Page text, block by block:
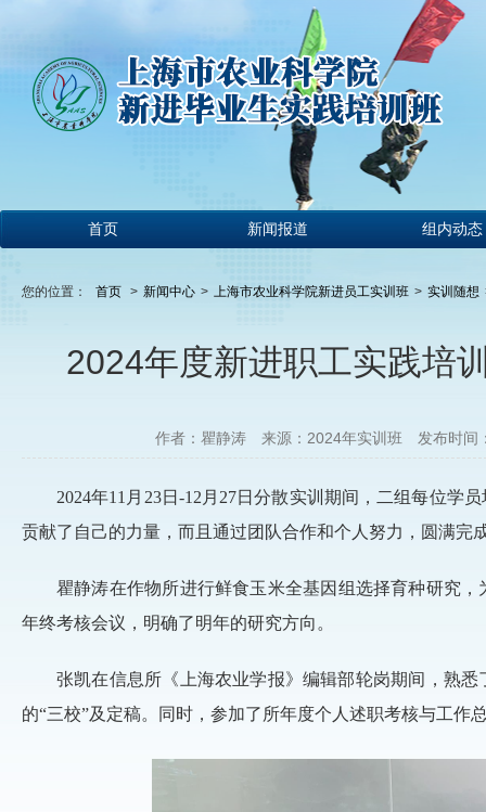
首页 新闻报道 组内动态
您的位置： 首页 > 新闻中心 > 上海市农业科学院新进员工实训班 > 实训随想
2024年度新进职工实践培
作者：瞿静涛 来源：2024年实训班 发布时间
2024年11月23日-12月27日分散实训期间， 二组每位学
贡献了自己的力量，而且通过团队合作和个人努力，圆满完
瞿静涛在作物所进行鲜食玉米全基因组选择育种研究
年终考核会议，明确了明年的研究方向。
张凯在信息所《上海农业学报》编辑部轮岗期间，熟
的“三校”及定稿。同时，参加了所年度个人述职考核与工作